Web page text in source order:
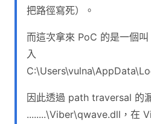
把路徑寫死）。
而這次拿來 PoC 的是一個
入
因此透過 path traversal 的
........\Viber\qwave.dll，在